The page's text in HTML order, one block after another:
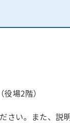
場2階）
い。また、説